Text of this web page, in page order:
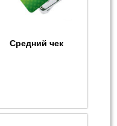
Средний чек